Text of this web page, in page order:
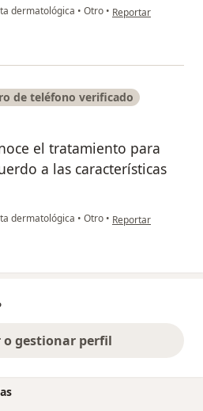
dermatológica • Otro • en opinión del
Reportar
de teléfono verificado
el tratamiento para
a las características
dermatológica • Otro • en opinión del
Reportar
o gestionar perfil